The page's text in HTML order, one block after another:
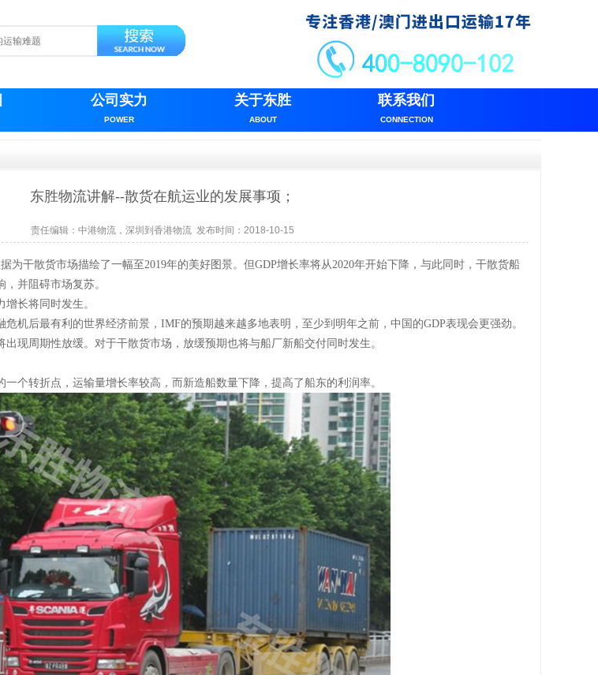
公司实力
POWER
关于东胜
ABOUT
联系我们
CONNECTION
东胜物流讲解--散货在航运业的发展事项；
责任编辑： 中港物流，深圳到香港物流 发布时间：2018-10-15
为干散货市场描绘了一幅至2019年的美好图景。但GDP增长率将从2020年开始下降，与此同时，干散货船
并阻碍市场复苏。
长将同时发生。
机后最有利的世界经济前景， IMF的预期越来越多地表明，至少到明年之前，中国的GDP表现会更强劲。
现周期性放缓。对于干散货市场，放缓预期也将与船厂新船交付同时发生。
个转折点，运输量增长率较高，而新造船数量下降，提高了船东的利润率。